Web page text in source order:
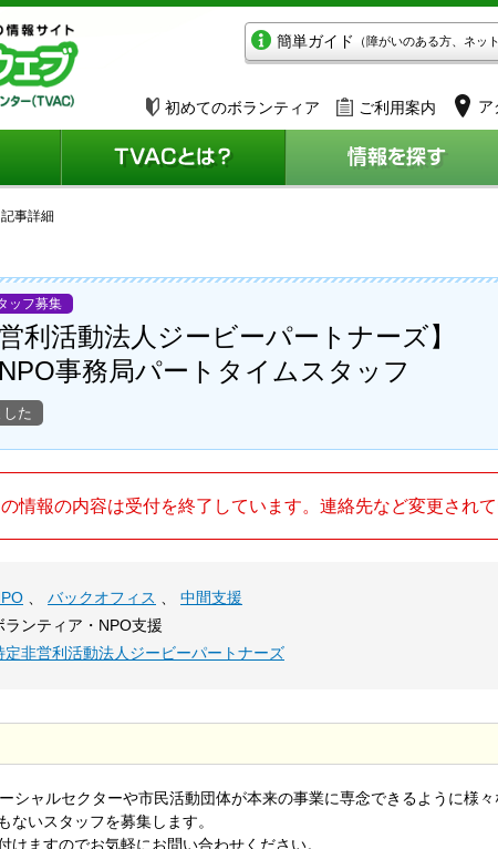
簡単ガイド （障がいのある方、ネッ
初めてのボランティア ご利用案内 ア
記事詳細
ッフ募集
営利活動法人ジービーパートナーズ】
NPO事務局パートタイムスタッフ
た
情報の内容は受付を終了しています。連絡先など変更され
バックオフィス
中間支援
ランティア・NPO支援
定非営利活動法人ジービーパートナーズ
シャルセクターや市民活動団体が本来の事業に専念できるように様
ないスタッフを募集します。
けますのでお気軽にお問い合わせください。